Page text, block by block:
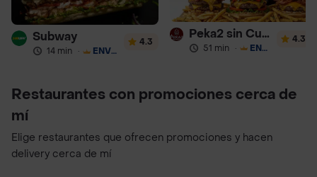
Subway
14 min · ENVÍO GRATIS
4.3
Peka2 sin Culpa Lourdes
51 min · ENVÍO GRATIS
4.3
Restaurantes con promociones cerca de
mí
Elige restaurantes que ofrecen promociones y hacen
delivery cerca de mí